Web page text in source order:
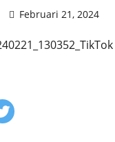
Februari 21, 2024